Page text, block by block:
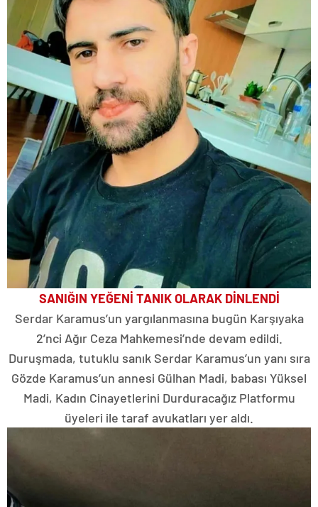
SANIĞIN YEĞENİ TANIK OLARAK DİNLENDİ
Serdar Karamus’un yargılanmasına bugün Karşıyaka
2’nci Ağır Ceza Mahkemesi’nde devam edildi.
Duruşmada, tutuklu sanık Serdar Karamus’un yanı sıra
Gözde Karamus’un annesi Gülhan Madi, babası Yüksel
Madi, Kadın Cinayetlerini Durduracağız Platformu
üyeleri ile taraf avukatları yer aldı.